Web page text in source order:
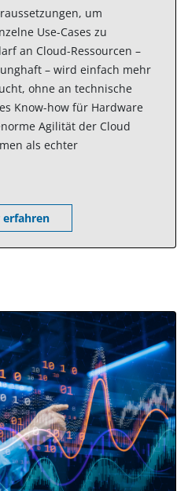
um
Use-Cases zu
an Cloud-Ressourcen –
– wird einfach mehr
ohne an technische
Know-how für Hardware
Agilität der Cloud
als echter
erfahren